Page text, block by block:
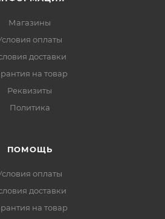
Магазины
оплаты
доставки
на товар
Реквизиты
Политика
ПОМОЩЬ
оплаты
доставки
на товар